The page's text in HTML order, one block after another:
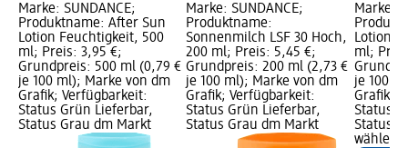
Marke: SUNDANCE;
Produktname: After Sun
Lotion Feuchtigkeit, 500
ml; Preis: 3,95 €;
Grundpreis: 500 ml (0,79 €
je 100 ml); Marke von dm
Grafik; Verfügbarkeit:
Status Grün Lieferbar,
Status Grau dm Markt
Marke: SUNDANCE;
Produktname:
Sonnenmilch LSF 30 Hoch,
200 ml; Preis: 5,45 €;
Grundpreis: 200 ml (2,73 €
je 100 ml); Marke von dm
Grafik; Verfügbarkeit:
Status Grün Lieferbar,
Status Grau dm Markt
Marke:
Lotion
ml;
je 100
Grafik;
Status
Status
wählen